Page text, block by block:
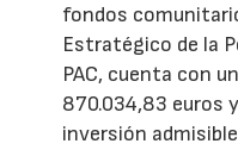
fondos
Estratégico de la
PAC, cuenta con
870.034,83 euros
inversión